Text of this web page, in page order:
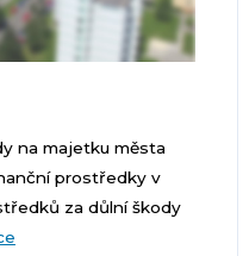
na majetku města
prostředky v
za důlní škody